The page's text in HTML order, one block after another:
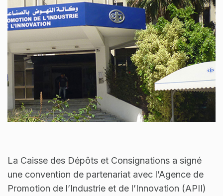
La Caisse des Dépôts et Consignations a signé
une convention de partenariat avec l’Agence de
Promotion de l’Industrie et de l’Innovation (APII)